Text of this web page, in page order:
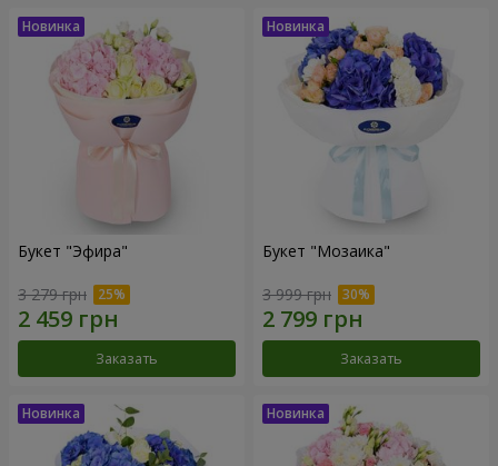
Букет "Эфира"
3 279 грн
Заказать
Букет "Мозаика"
3 999 грн
Заказать